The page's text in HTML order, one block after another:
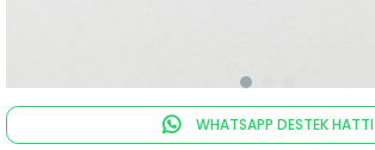
WHATSAPP DESTEK HATTI